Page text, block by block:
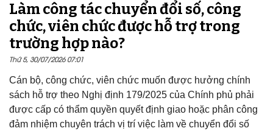
Làm công tác chuyển đổi số, công
chức, viên chức được hỗ trợ trong
trường hợp nào?
Thứ 5, 30/07/2026 07:01
Cán bộ, công chức, viên chức muốn được hưởng chính
sách hỗ trợ theo Nghị định 179/2025 của Chính phủ phải
được cấp có thẩm quyền quyết định giao hoặc phân công
đảm nhiệm chuyên trách vị trí việc làm về chuyển đổi số